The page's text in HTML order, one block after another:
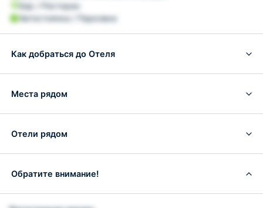
Бар / Ресторан
Автостоянка / Парковка
Как добраться до Отеля
Места рядом
Отели рядом
Обратите внимание!